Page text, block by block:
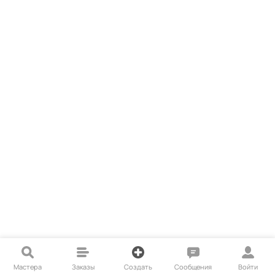
Мастера Заказы Создать Сообщения Войти